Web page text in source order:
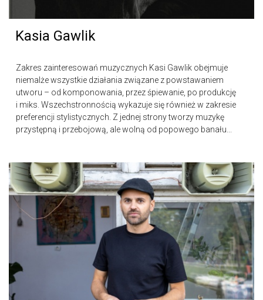
Kasia Gawlik
Zakres zainteresowań muzycznych Kasi Gawlik obejmuje
niemalże wszystkie działania związane z powstawaniem
utworu – od komponowania, przez śpiewanie, po produkcję
i miks. Wszechstronnością wykazuje się również w zakresie
preferencji stylistycznych. Z jednej strony tworzy muzykę
przystępną i przebojową, ale wolną od popowego banału...